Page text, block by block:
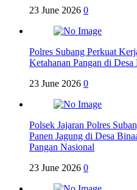
23 June 2026 0
Polres Subang Perkuat
Ketahanan Pangan di Desa
23 June 2026 0
Polsek Jajaran Polres
Panen Jagung di Desa
Pangan Nasional
23 June 2026 0